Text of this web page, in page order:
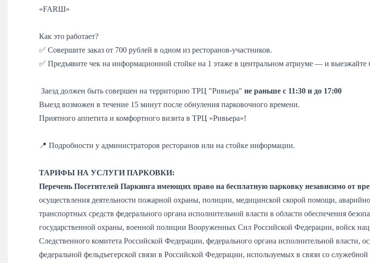
«FARШ»
Как это работает?
✅ Совершите заказ от 700 рублей в одном из ресторанов-участников.
✅ Предъявите чек на информационной стойке на 1 этаже в центральном атриуме — и выезжайте
Заезд должен быть совершен на территорию ТРЦ "Ривьера" не раньше с 11:30 и до 17:00
Выезд возможен в течение 15 минут после обнуления парковочного времени.
Приятного аппетита и комфортного визита в ТРЦ «Ривьера»!
📍 Подробности у администраторов ресторанов или на стойке информации.
ТАРИФЫ НА УСЛУГИ ПАРКОВКИ:
Перечень Посетителей Паркинга имеющих право на бесплатную парковку независимо от
осуществления деятельности пожарной охраны, полиции, медицинской скорой помощи,
транспортных средств федерального органа исполнительной власти в области обеспечения
государственной охраны, военной полиции Вооруженных Сил Российской Федерации, войск
Следственного комитета Российской Федерации, федерального органа исполнительной власти,
федеральной фельдъегерской связи в Российской Федерации, используемых в связи со